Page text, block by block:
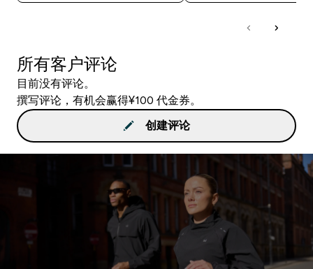
所有客户评论
目前没有评论。
撰写评论，有机会赢得¥100 代金券。
创建评论